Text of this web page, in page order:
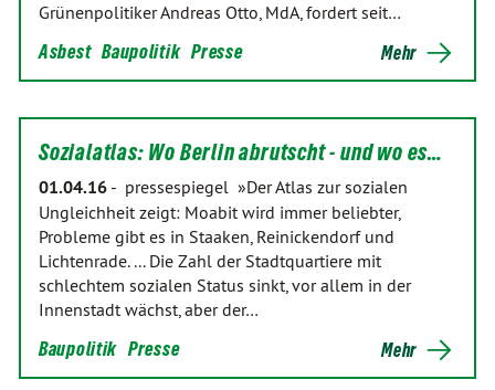
Grünenpolitiker Andreas Otto, MdA, fordert seit…
Asbest Baupolitik Presse Mehr
Sozialatlas: Wo Berlin abrutscht - und wo es…
01.04.16 - pressespiegel »Der Atlas zur sozialen
Ungleichheit zeigt: Moabit wird immer beliebter,
Probleme gibt es in Staaken, Reinickendorf und
Lichtenrade. ... Die Zahl der Stadtquartiere mit
schlechtem sozialen Status sinkt, vor allem in der
Innenstadt wächst, aber der…
Baupolitik Presse Mehr